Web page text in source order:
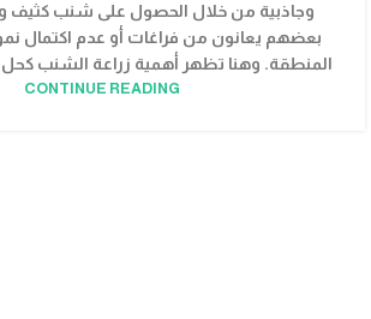
وجاذبية من خلال الحصول على شنب كثيف
بعضهم يعانون من فراغات أو عدم اكتمال
المنطقة. وهنا تظهر أهمية زراعة الشنب
CONTINUE READING